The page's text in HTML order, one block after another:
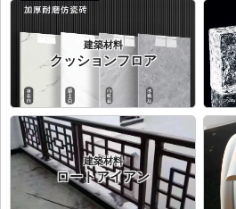
建築材料
クッションフロア
建築材料
ロートアイアン